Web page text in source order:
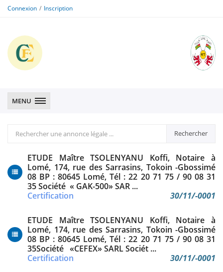
Connexion Inscription
MENU
Rechercher
Rechercher
ETUDE Maître TSOLENYANU Koffi, Notaire à
Lomé, 174, rue des Sarrasins, Tokoin -Gbossimé
08 BP : 80645 Lomé, Tél : 22 20 71 75 / 90 08 31
35 Société « GAK-500» SAR ...
Certification
30/11/-0001
ETUDE Maître TSOLENYANU Koffi, Notaire à
Lomé, 174, rue des Sarrasins, Tokoin -Gbossimé
08 BP : 80645 Lomé, Tél : 22 20 71 75 / 90 08 31
35Société «CEFEX» SARL Sociét ...
Certification
30/11/-0001